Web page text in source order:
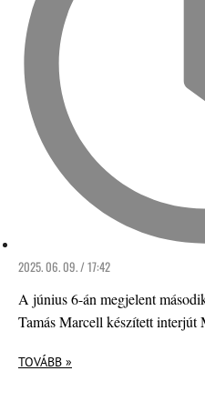
2025. 06. 09. / 17:42
A június 6-án megjelent
Tamás Marcell készített interjút
TOVÁBB »